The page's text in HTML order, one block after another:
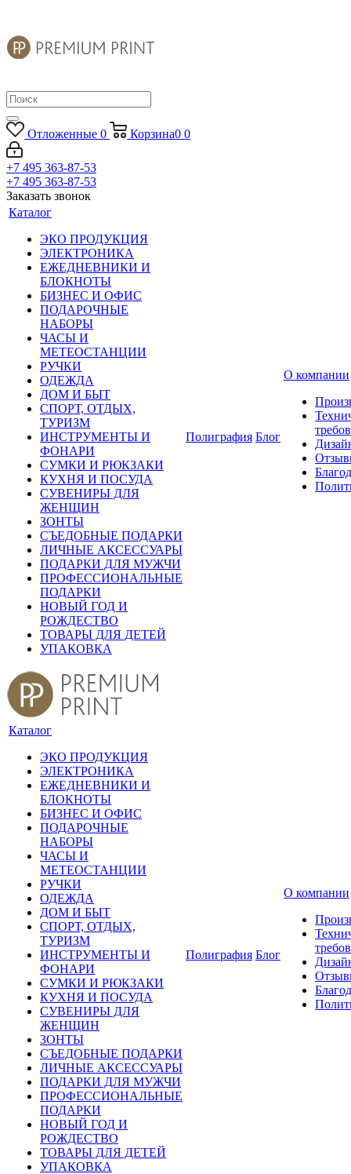
Отложенные 0 Корзина0 0
+7 495 363-87-53
+7 495 363-87-53
Заказать звонок
Каталог
ЭКО ПРОДУКЦИЯ
ЭЛЕКТРОНИКА
ЕЖЕДНЕВНИКИ И
БЛОКНОТЫ
БИЗНЕС И ОФИС
ПОДАРОЧНЫЕ
НАБОРЫ
ЧАСЫ И
МЕТЕОСТАНЦИИ
РУЧКИ
ОДЕЖДА
ДОМ И БЫТ
СПОРТ, ОТДЫХ,
ТУРИЗМ
ИНСТРУМЕНТЫ И
ФОНАРИ
СУМКИ И РЮКЗАКИ
КУХНЯ И ПОСУДА
СУВЕНИРЫ ДЛЯ
ЖЕНЩИН
ЗОНТЫ
СЪЕДОБНЫЕ ПОДАРКИ
ЛИЧНЫЕ АКСЕССУАРЫ
ПОДАРКИ ДЛЯ МУЖЧИ
ПРОФЕССИОНАЛЬНЫЕ
ПОДАРКИ
НОВЫЙ ГОД И
РОЖДЕСТВО
ТОВАРЫ ДЛЯ ДЕТЕЙ
УПАКОВКА
Полиграфия Блог
О компании
Каталог
ЭКО ПРОДУКЦИЯ
ЭЛЕКТРОНИКА
ЕЖЕДНЕВНИКИ И
БЛОКНОТЫ
БИЗНЕС И ОФИС
ПОДАРОЧНЫЕ
НАБОРЫ
ЧАСЫ И
МЕТЕОСТАНЦИИ
РУЧКИ
ОДЕЖДА
ДОМ И БЫТ
СПОРТ, ОТДЫХ,
ТУРИЗМ
ИНСТРУМЕНТЫ И
ФОНАРИ
СУМКИ И РЮКЗАКИ
КУХНЯ И ПОСУДА
СУВЕНИРЫ ДЛЯ
ЖЕНЩИН
ЗОНТЫ
СЪЕДОБНЫЕ ПОДАРКИ
ЛИЧНЫЕ АКСЕССУАРЫ
ПОДАРКИ ДЛЯ МУЖЧИ
ПРОФЕССИОНАЛЬНЫЕ
ПОДАРКИ
НОВЫЙ ГОД И
РОЖДЕСТВО
ТОВАРЫ ДЛЯ ДЕТЕЙ
УПАКОВКА
Полиграфия Блог
О компании